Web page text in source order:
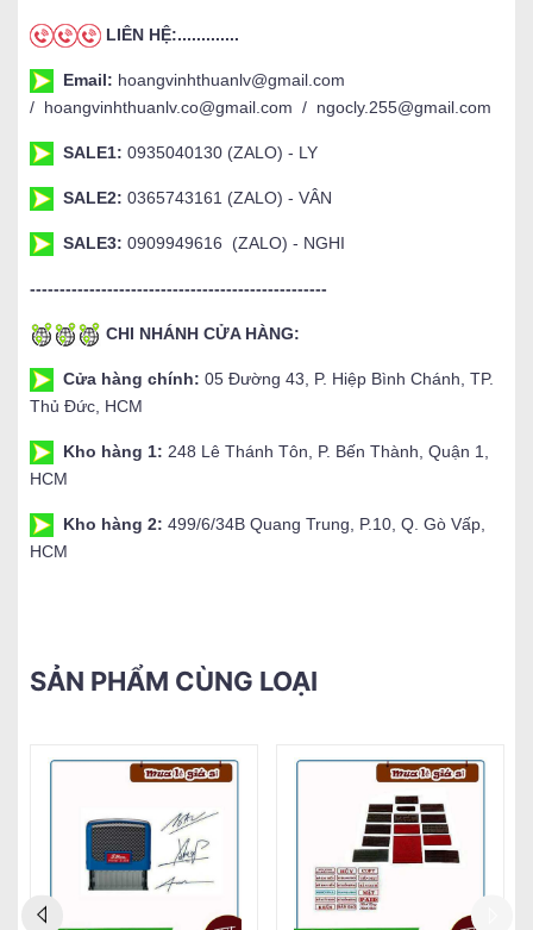
LIÊN HỆ:.............
Email: hoangvinhthuanlv@gmail.com
/ hoangvinhthuanlv.co@gmail.com / ngocly.255@gmail.com
SALE1: 0935040130 (ZALO) - LY
SALE2: 0365743161 (ZALO) - VÂN
SALE3: 0909949616 (ZALO) - NGHI
--------------------------------------------------
CHI NHÁNH CỬA HÀNG:
Cửa hàng chính: 05 Đường 43, P. Hiệp Bình Chánh, TP.
Thủ Đức, HCM
Kho hàng 1: 248 Lê Thánh Tôn, P. Bến Thành, Quận 1,
HCM
Kho hàng 2: 499/6/34B Quang Trung, P.10, Q. Gò Vấp,
HCM
SẢN PHẨM CÙNG LOẠI